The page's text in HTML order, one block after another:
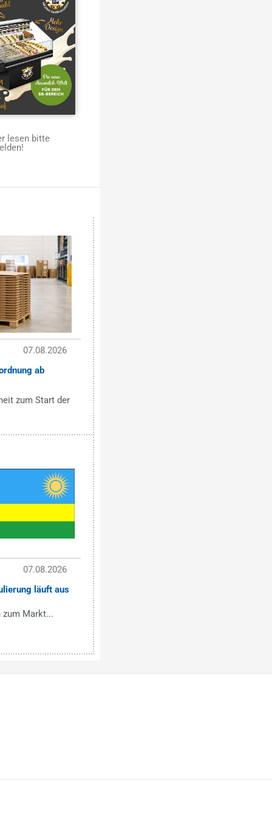
lesen bitte
07.08.2026
ab
zum Start der
07.08.2026
läuft aus
zum Markt...